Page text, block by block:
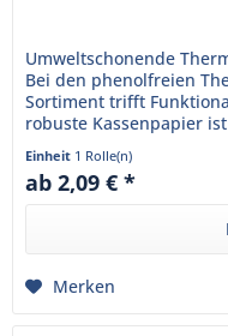
Umweltschonende
Bei den phenolfreien
Sortiment trifft
robuste Kassenpapier
nur...
Einheit 1 Rolle(n)
ab 2,09 € *
Merken